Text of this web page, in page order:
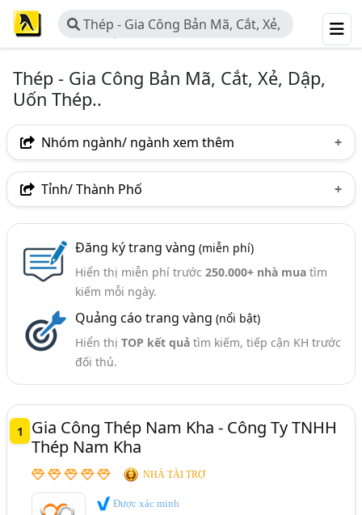
Thép - Gia Công Bản Mã, Cắt, Xẻ,
Dập, Uốn Thép..
Thép - Gia Công Bản Mã, Cắt, Xẻ, Dập,
Uốn Thép..
Nhóm ngành/ ngành xem thêm
Ngành nghề
Ngành xem thêm
Thép - Công Ty Thép (Sản Xuất, Kinh Doanh Và Phân
Phối) (1574)
Sắt, Nhôm, Đồng,..Kim Loại - Gia Công Cắt, Uốn, Kéo
(207)
Tỉnh/ Thành Phố
Bình Dương
Tp. Đà Nẵng
TP. Hải Phòng
Bà Rịa-Vũng Tàu
Bắc Ninh
Quảng Trị
Bắc Giang Hải Dương
Quảng Ngãi
Đăng ký trang vàng (miễn phí)
Hiển thị miễn phí trước 250.000+ nhà muatìm
kiếm mỗi ngày.
Quảng cáo trang vàng (nổi bật)
Hiển thị TOP kết quảtìm kiếm, tiếp cận KH trước
đối thủ.
1
Gia Công Thép Nam Kha - Công Ty TNHH
Thép Nam Kha
NHÀ TÀI TRỢ
Được xác minh